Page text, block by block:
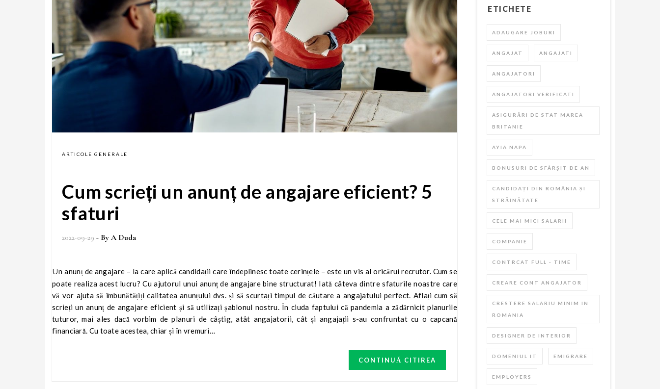
ARTICOLE GENERALE
Cum scrieți un anunț de angajare eficient? 5
sfaturi
2022-09-29 - By A Duda
Un anunț de angajare – la care aplică candidații care îndeplinesc toate cerințele – este un vis al oricărui recrutor. Cum se
poate realiza acest lucru? Cu ajutorul unui anunț de angajare bine structurat! Iată câteva dintre sfaturile noastre care
vă vor ajuta să îmbunătățiți calitatea anunțului dvs. și să scurtați timpul de căutare a angajatului perfect. Aflați cum să
scrieți un anunț de angajare eficient și să utilizați șablonul nostru. În ciuda faptului că pandemia a zădărnicit planurile
tuturor, mai ales dacă vorbim de planuri de câștig, atât angajatorii, cât și angajații s-au confruntat cu o capcană
financiară. Cu toate acestea, chiar și în vremuri…
CONTINUĂ CITIREA
ETICHETE
ADAUGARE JOBURI
ANGAJAT ANGAJATI
ANGAJATORI
ANGAJATORI VERIFICATI
ASIGURĂRI DE STAT MAREA
BRITANIE
AYIA NAPA
BONUSURI DE SFÂRȘIT DE AN
CANDIDAȚI DIN ROMÂNIA ȘI
STRĂINĂTATE
CELE MAI MICI SALARII
COMPANIE
CONTRCAT FULL - TIME
CREARE CONT ANGAJATOR
CRESTERE SALARIU MINIM IN
ROMANIA
DESIGNER DE INTERIOR
DOMENIUL IT EMIGRARE
EMPLOYERS